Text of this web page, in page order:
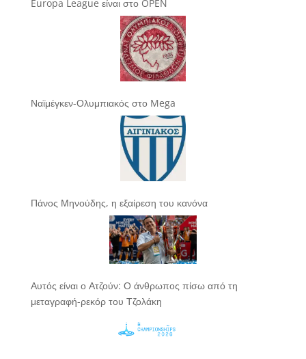
Europa League είναι στο OPEN
Ναϊμέγκεν-Ολυμπιακός στο Mega
Πάνος Μηνούδης, η εξαίρεση του κανόνα
Αυτός είναι ο Ατζούν: Ο άνθρωπος πίσω από τη
μεταγραφή-ρεκόρ του Τζολάκη